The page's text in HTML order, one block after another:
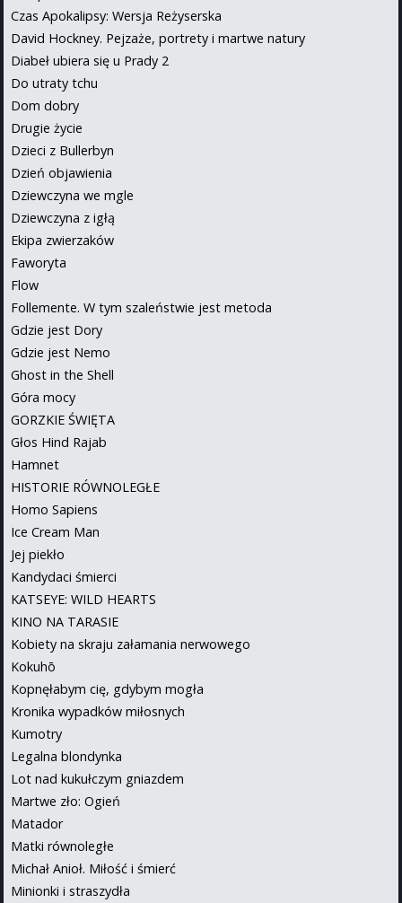
Czas Apokalipsy: Wersja Reżyserska
David Hockney. Pejzaże, portrety i martwe natury
Diabeł ubiera się u Prady 2
Do utraty tchu
Dom dobry
Drugie życie
Dzieci z Bullerbyn
Dzień objawienia
Dziewczyna we mgle
Dziewczyna z igłą
Ekipa zwierzaków
Faworyta
Flow
Follemente. W tym szaleństwie jest metoda
Gdzie jest Dory
Gdzie jest Nemo
Ghost in the Shell
Góra mocy
GORZKIE ŚWIĘTA
Głos Hind Rajab
Hamnet
HISTORIE RÓWNOLEGŁE
Homo Sapiens
Ice Cream Man
Jej piekło
Kandydaci śmierci
KATSEYE: WILD HEARTS
KINO NA TARASIE
Kobiety na skraju załamania nerwowego
Kokuhō
Kopnęłabym cię, gdybym mogła
Kronika wypadków miłosnych
Kumotry
Legalna blondynka
Lot nad kukułczym gniazdem
Martwe zło: Ogień
Matador
Matki równoległe
Michał Anioł. Miłość i śmierć
Minionki i straszydła